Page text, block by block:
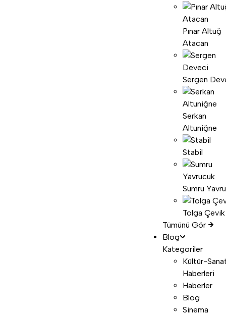
Pınar Altuğ
Atacan
Sergen
Serkan
Altuniğne
Stabil
Sumru
Tolga Çevik
Tümünü Gör
Blog
Kategoriler
Kültür-
Haberleri
Haberler
Blog
Sinema